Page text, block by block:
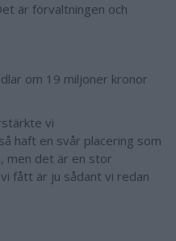
är förvaltningen och
om 19 miljoner kronor
vi
haft en svår placering som
men det är en stor
fått är ju sådant vi redan